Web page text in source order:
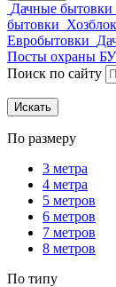
Дачные бытовки
бытовки
Евробытовки
Посты охраны
Поиск по сайту
Искать
По размеру
3 метра
4 метра
5 метров
6 метров
7 метров
8 метров
По типу